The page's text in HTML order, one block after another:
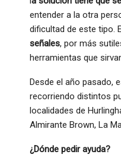
entender a la otra
dificultad de este tipo.
señales, por más
herramientas que
Desde el año pasado,
recorriendo distintos
localidades de
Almirante Brown, La
¿Dónde pedir ayuda?